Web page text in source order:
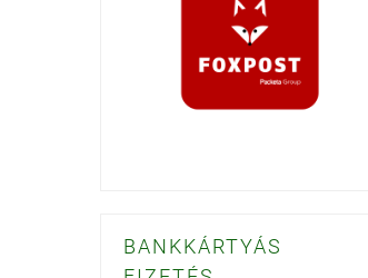
BANKKÁRTYÁS